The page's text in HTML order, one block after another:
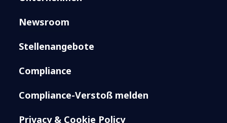
Newsroom
Stellenangebote
Compliance
Compliance-Verstoß melden
Privacy & Cookie Policy